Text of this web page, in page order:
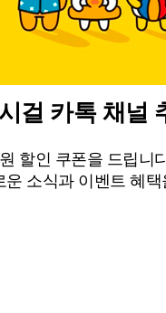
걸 카톡 채널
할인 쿠폰을 드립니
운 소식과 이벤트 혜